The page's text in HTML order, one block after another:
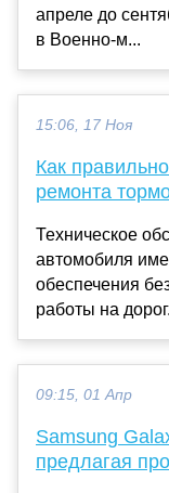
апреле до
в Военно-м...
15:06, 17 Ноя
Как
ремонта
Техническое
автомобиля
обеспечения
работы на
09:15, 01 Апр
Samsung
предлагая